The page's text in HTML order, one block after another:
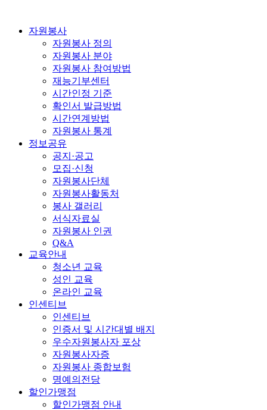
자원봉사
자원봉사 정의
자원봉사 분야
자원봉사 참여방법
재능기부센터
시간인정 기준
확인서 발급방법
시간연계방법
자원봉사 통계
정보공유
공지·공고
모집·신청
자원봉사단체
자원봉사활동처
봉사 갤러리
서식자료실
자원봉사 인권
Q&A
교육안내
청소년 교육
성인 교육
온라인 교육
인센티브
인센티브
인증서 및 시간대별 배지
우수자원봉사자 포상
자원봉사자증
자원봉사 종합보험
명예의전당
할인가맹점
할인가맹점 안내